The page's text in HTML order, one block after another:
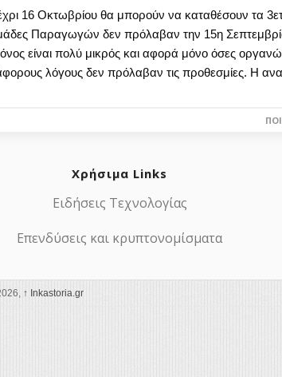
16 Οκτωβρίου θα μπορούν να καταθέσουν τα
Παραγωγών δεν πρόλαβαν την 15η
είναι πολύ μικρός και αφορά μόνο όσες
λόγους δεν πρόλαβαν τις προθεσμίες. Η
Χρήσιμα Links
Ειδήσεις Τεχνολογίας
Επενδύσεις και κρυπτονομίσματα
↑ Ιnkastoria.gr